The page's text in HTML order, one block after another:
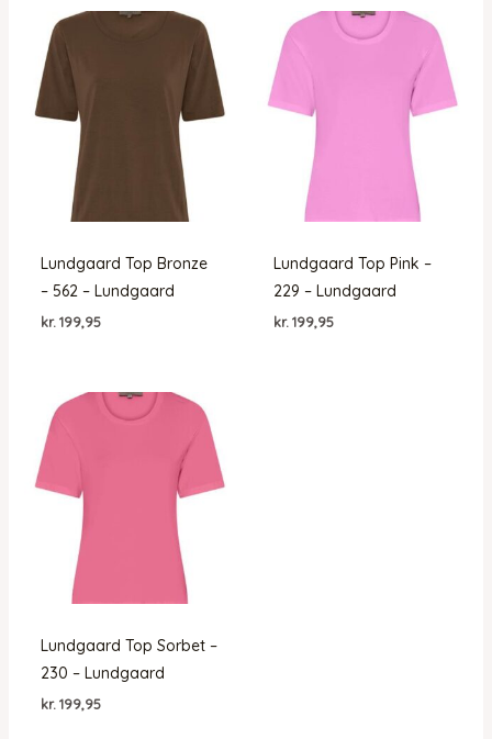
Lundgaard Top Bronze
– 562 – Lundgaard
kr. 199,95
Lundgaard Top Pink –
229 – Lundgaard
kr. 199,95
Lundgaard Top Sorbet –
230 – Lundgaard
kr. 199,95